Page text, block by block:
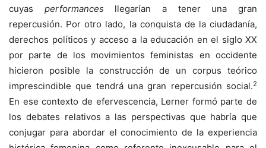
cuyas performances llegarían a tener una gran
repercusión. Por otro lado, la conquista de la ciudadanía,
derechos políticos y acceso a la educación en el siglo XX
por parte de los movimientos feministas en occidente
hicieron posible la construcción de un corpus teórico
imprescindible que tendrá una gran repercusión social.2
En ese contexto de efervescencia, Lerner formó parte de
los debates relativos a las perspectivas que habría que
conjugar para abordar el conocimiento de la experiencia